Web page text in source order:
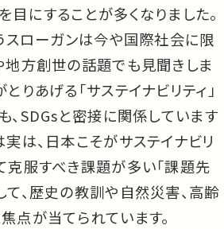
目にすることが多くなりました。
スローガンは今や国際社会に限
地方創世の話題でも見聞きしま
りあげる「サステイナビリティ」
、SDGsと密接に関係しています
実は、日本こそがサステイナビリ
克服すべき課題が多い「課題先
て、歴史の教訓や自然災害、高齢
点が当てられています。